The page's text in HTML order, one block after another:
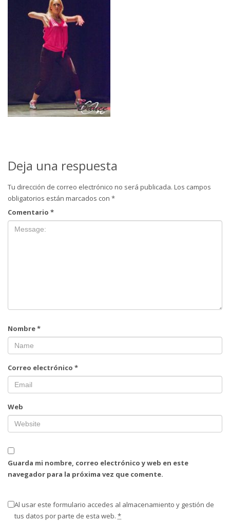
Deja una respuesta
Tu dirección de correo electrónico no será publicada. Los campos
obligatorios están marcados con *
Comentario *
Nombre*
Correo electrónico *
Web
Guarda mi nombre, correo electrónico y web en este
navegador para la próxima vez que comente.
Al usar este formulario accedes al almacenamiento y gestión de
tus datos por parte de esta web. *